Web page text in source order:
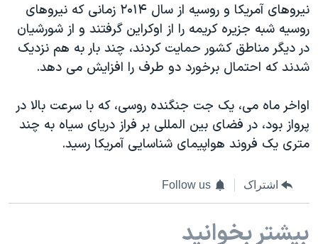
نیروهای آمریکا و روسیه از سال ۲۰۱۴ زمانی که نیروهای
روسیه شبه جزیره کریمه را از اوکراین گرفتند و از شورشیان
در دیگر مناطق کشور حمایت کردند، چند بار به هم نزدیک
شدند که احتمال برخورد دو طرف را افزایش می دهد.
اواخر ماه می، یک جت جنگنده روسی، که با سرعت بالا در
پرواز بود، در فضای بین المللی بر فراز دریای سیاه به چند
متری یک فروند هواپیمای شناسایی آمریکا رسید.
اشتراک Follow us
بیشتر بخوانید